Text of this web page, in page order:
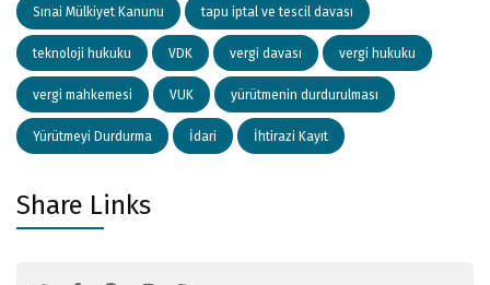
Sınai Mülkiyet Kanunu tapu iptal ve tescil davası
teknoloji hukuku VDK vergi davası vergi hukuku
vergi mahkemesi VUK yürütmenin durdurulması
Yürütmeyi Durdurma İdari İhtirazi Kayıt
Share Links